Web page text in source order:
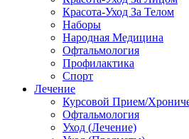
Красота-Уход За Телом
Наборы
Народная Медицина
Офтальмология
Профилактика
Спорт
Лечение
Курсовой Прием/
Офтальмология
Уход (Лечение)